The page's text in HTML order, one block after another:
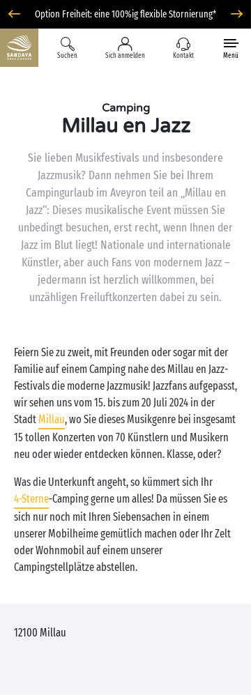
Option Freiheit: eine 100%ig flexible Stornierung*
Suchen Sich anmelden Kontakt Menü
Camping
Millau en Jazz
Sie lieben Musikfestivals und insbesondere
Jazzmusik? Dann nehmen Sie bei Ihrem
Campingurlaub im Aveyron teil an „Millau en
Jazz“: Dieses musikalische Event müssen Sie
unbedingt besuchen, erst recht, wenn Ihnen der
Jazz im Blut liegt! Nationale und internationale
Künstler, aber auch Fans von modernem Jazz –
jedermann ist herzlich willkommen, bei
unzähligen Freiluftkonzerten dabei zu sein.
Feiern Sie zu zweit, mit Freunden oder sogar mit der
Familie auf einem Camping nahe des Millau en Jazz-
Festivals die moderne Jazzmusik! Jazzfans aufgepasst,
wir sehen uns vom 15. bis zum 20 Juli 2024 in der
Stadt Millau, wo Sie dieses Musikgenre bei insgesamt
15 tollen Konzerten von 70 Künstlern und Musikern
neu oder wieder entdecken können. Klasse, oder?
Was die Unterkunft angeht, so kümmert sich Ihr
4-Sterne-Camping gerne um alles! Da müssen Sie es
sich nur noch mit Ihren Siebensachen in einem
unserer Mobilheime gemütlich machen oder Ihr Zelt
oder Wohnmobil auf einem unserer
Campingstellplätze abstellen.
12100 Millau